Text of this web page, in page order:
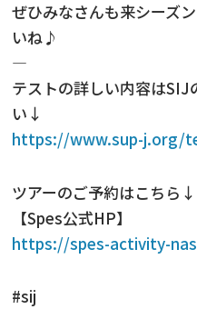
ぜひみなさんも来シーズ
いね♪
—
テストの詳しい内容はSIJ
い↓
https://www.sup-j.org/
ツアーのご予約はこちら↓
【Spes公式HP】
https://spes-activity-
#sij